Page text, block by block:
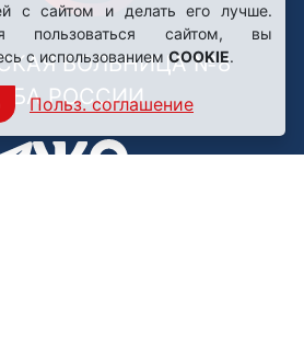
БОЛЬНИЦА №8
РОССИИ
с сайтом и делать его лучше.
пользоваться сайтом, вы
с использованиемCOOKIE.
Польз. соглашение